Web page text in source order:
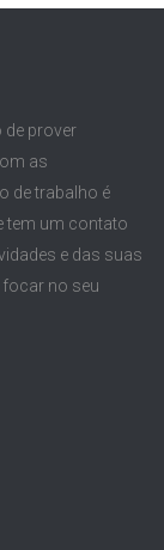
de prover
as
de trabalho é
tem um contato
e das suas
no seu